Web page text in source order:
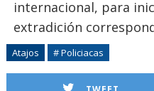
internacional, para
extradición
Atajos # Policiacas